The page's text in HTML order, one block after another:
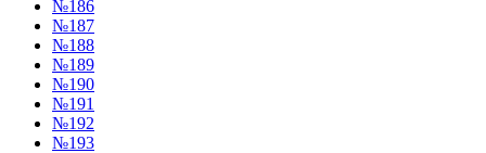
№186
№187
№188
№189
№190
№191
№192
№193